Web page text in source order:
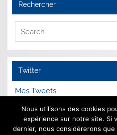
Rechercher
Twitter
Mes Tweets
Mentions
Nous utilisons des cookies
expérience sur notre site. Si
dernier, nous considérerons